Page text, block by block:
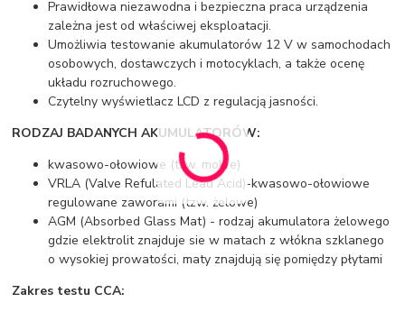
Prawidłowa niezawodna i bezpieczna praca urządzenia
zależna jest od właściwej eksploatacji.
Umożliwia testowanie akumulatorów 12 V w samochodach
osobowych, dostawczych i motocyklach, a także ocenę
układu rozruchowego.
Czytelny wyświetlacz LCD z regulacją jasności.
RODZAJ BADANYCH AKUMULATORÓW:
kwasowo-ołowiowe (tzw. mokre)
VRLA (Valve Refulated Lead Acid)-kwasowo-ołowiowe
regulowane zaworami (tzw. żelowe)
AGM (Absorbed Glass Mat) - rodzaj akumulatora żelowego
gdzie elektrolit znajduje sie w matach z włókna szklanego
o wysokiej prowatości, maty znajdują się pomiędzy płytami
Zakres testu CCA: